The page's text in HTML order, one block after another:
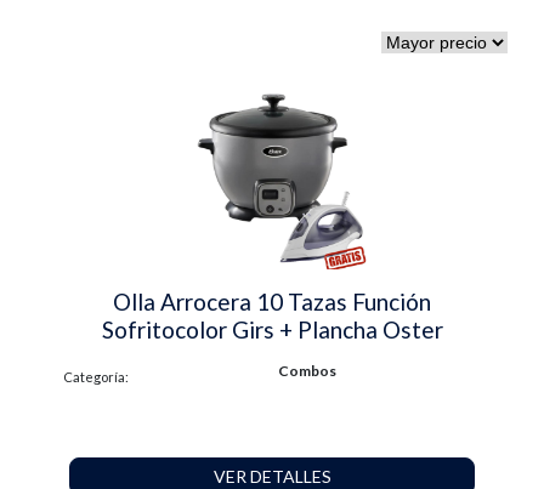
Olla Arrocera 10 Tazas Función
Sofritocolor Girs + Plancha Oster
Categoría: Combos
VER DETALLES